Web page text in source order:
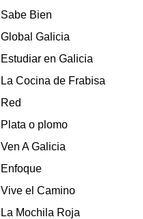
Sabe Bien
Global Galicia
Estudiar en Galicia
La Cocina de Frabisa
Red
Plata o plomo
Ven A Galicia
Enfoque
Vive el Camino
La Mochila Roja